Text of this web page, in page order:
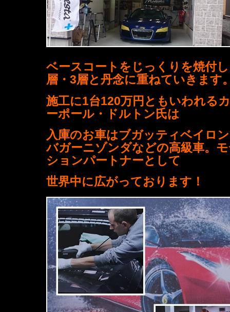
ベースコートをじっくりを焼付
層・3層と丹念に重ねていきます
施工に1台120万円ともいわれる
ーポール・ドルトン氏は
入庫のお車はブガッティベイロ
バガーニゾンダなどの高級車。
ションパートナーとして
世界中に広がっております！